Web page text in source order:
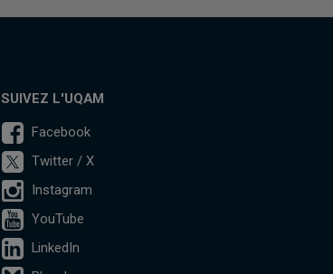
SUIVEZ L'UQAM
Facebook
Twitter / X
Instagram
YouTube
LinkedIn